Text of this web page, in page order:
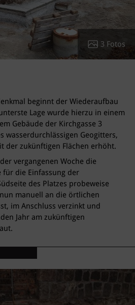
3 Fotos
beginnt der Wiederaufbau
Lage wurde hierzu in einem
Gebäude der Kirchgasse 3
wasserdurchlässigen Geogitters,
der zukünftigen Flächen erhöht.
vergangenen Woche die
für die Einfassung der
des Platzes probeweise
manuell an die örtlichen
im Anschluss verzinkt und
Jahr am zukünftigen